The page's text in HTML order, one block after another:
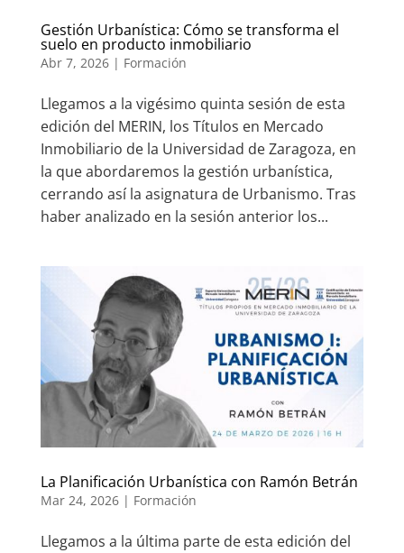
Gestión Urbanística: Cómo se transforma el
suelo en producto inmobiliario
Abr 7, 2026| Formación
Llegamos a la vigésimo quinta sesión de esta
edición del MERIN, los Títulos en Mercado
Inmobiliario de la Universidad de Zaragoza, en
la que abordaremos la gestión urbanística,
cerrando así la asignatura de Urbanismo. Tras
haber analizado en la sesión anterior los...
La Planificación Urbanística con Ramón Betrán
Mar 24, 2026| Formación
Llegamos a la última parte de esta edición del